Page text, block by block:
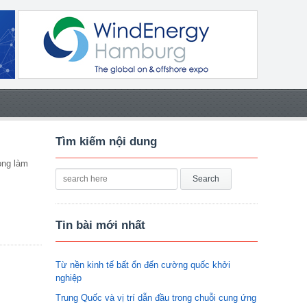
làm
Tìm kiếm nội dung
Tin bài mới nhất
Từ nền kinh tế bất ổn đến cường quốc khởi
nghiệp
Trung Quốc và vị trí dẫn đầu trong chuỗi cung ứng